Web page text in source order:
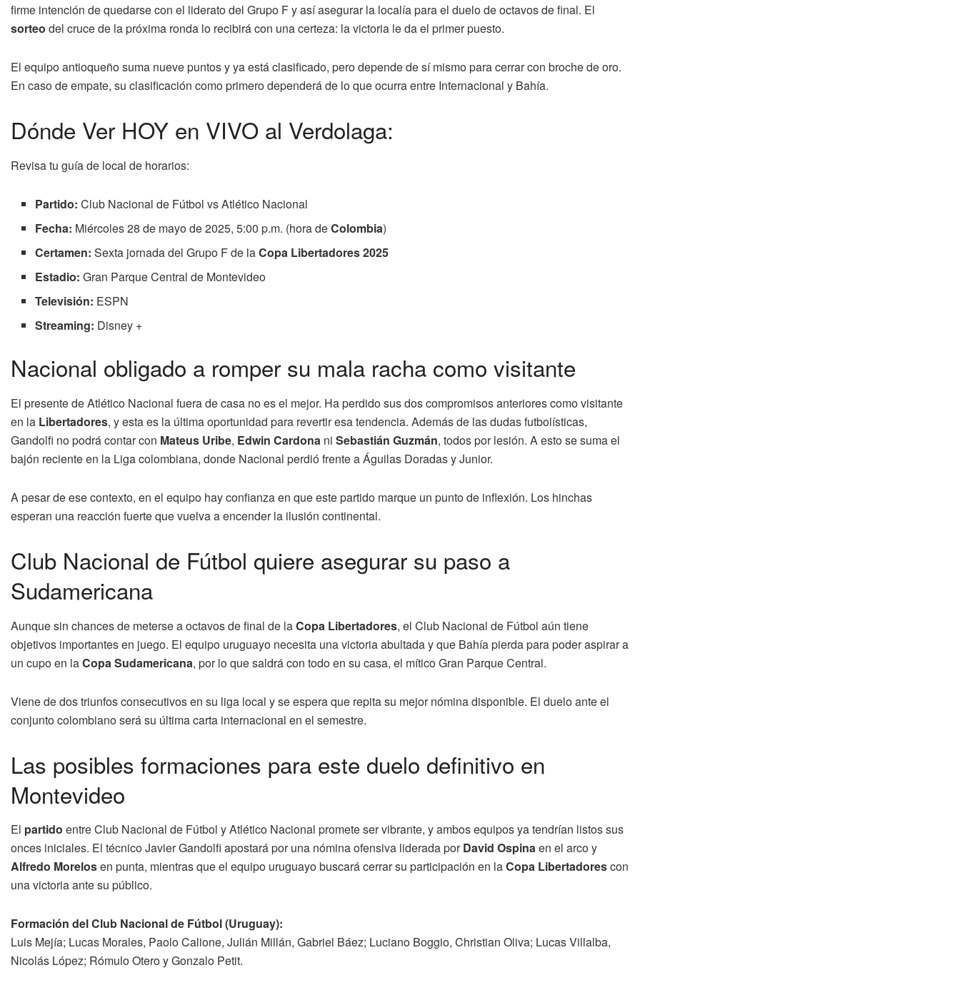
firme intención de quedarse con el liderato del Grupo F y así asegurar la localía para el duelo de octavos de final. El
sorteo del cruce de la próxima ronda lo recibirá con una certeza: la victoria le da el primer puesto.
El equipo antioqueño suma nueve puntos y ya está clasificado, pero depende de sí mismo para cerrar con broche de oro.
En caso de empate, su clasificación como primero dependerá de lo que ocurra entre Internacional y Bahía.
Dónde Ver HOY en VIVO al Verdolaga:
Revisa tu guía de local de horarios:
Partido: Club Nacional de Fútbol vs Atlético Nacional
Fecha: Miércoles 28 de mayo de 2025, 5:00 p.m. (hora deColombia)
Certamen: Sexta jornada del Grupo F de laCopa Libertadores 2025
Estadio: Gran Parque Central de Montevideo
Televisión: ESPN
Streaming: Disney +
Nacional obligado a romper su mala racha como visitante
El presente de Atlético Nacional fuera de casa no es el mejor. Ha perdido sus dos compromisos anteriores como visitante
en la Libertadores, y esta es la última oportunidad para revertir esa tendencia. Además de las dudas futbolísticas,
Gandolfi no podrá contar con Mateus Uribe, Edwin Cardona ni Sebastián Guzmán, todos por lesión. A esto se suma el
bajón reciente en la Liga colombiana, donde Nacional perdió frente a Águilas Doradas y Junior.
A pesar de ese contexto, en el equipo hay confianza en que este partido marque un punto de inflexión. Los hinchas
esperan una reacción fuerte que vuelva a encender la ilusión continental.
Club Nacional de Fútbol quiere asegurar su paso a
Sudamericana
Aunque sin chances de meterse a octavos de final de laCopa Libertadores, el Club Nacional de Fútbol aún tiene
objetivos importantes en juego. El equipo uruguayo necesita una victoria abultada y que Bahía pierda para poder aspirar a
un cupo en laCopa Sudamericana, por lo que saldrá con todo en su casa, el mítico Gran Parque Central.
Viene de dos triunfos consecutivos en su liga local y se espera que repita su mejor nómina disponible. El duelo ante el
conjunto colombiano será su última carta internacional en el semestre.
Las posibles formaciones para este duelo definitivo en
Montevideo
El partido entre Club Nacional de Fútbol y Atlético Nacional promete ser vibrante, y ambos equipos ya tendrían listos sus
onces iniciales. El técnico Javier Gandolfi apostará por una nómina ofensiva liderada porDavid Ospinaen el arco y
Alfredo Morelosen punta, mientras que el equipo uruguayo buscará cerrar su participación en laCopa Libertadorescon
una victoria ante su público.
Formación del Club Nacional de Fútbol (Uruguay):
Luis Mejía; Lucas Morales, Paolo Calione, Julián Millán, Gabriel Báez; Luciano Boggio, Christian Oliva; Lucas Villalba,
Nicolás López; Rómulo Otero y Gonzalo Petit.